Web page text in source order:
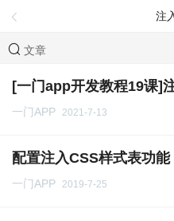
注
文章
[一门app开发教程19课]
一门APP 2021-7-13
配置注入CSS样式表功能
一门APP 2019-7-25